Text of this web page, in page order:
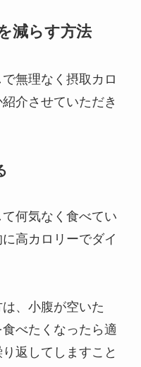
減らす方法
無理なく摂取カロ
介させていただき
何気なく食べてい
高カロリーでダイ
、小腹が空いた
べたくなったら適
返してしますこと